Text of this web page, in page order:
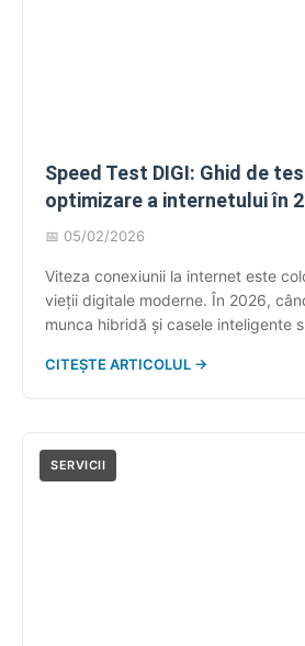
Speed Test DIGI: Ghid de
optimizare a internetului în
📅 05/02/2026
Viteza conexiunii la internet este
vieții digitale moderne. În 2026,
munca hibridă și casele inteligente
blocaj real. Pentru milioane de
CITEȘTE ARTICOLUL →
SERVICII